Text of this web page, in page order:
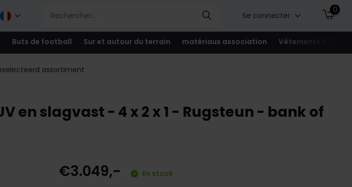
Se connecter
0
Buts de football Sur et autour du terrain matériaux association Vêtements
assortiment
en slagvast - 4 x 2 x 1 - Rugsteun - bank of
€3.049,- En stock